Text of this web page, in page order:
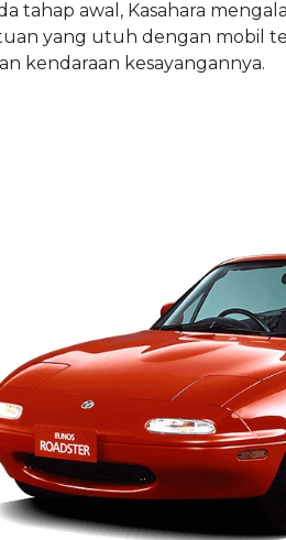
tahap awal, Kasahara
yang utuh dengan mobil
kendaraan kesayangannya.